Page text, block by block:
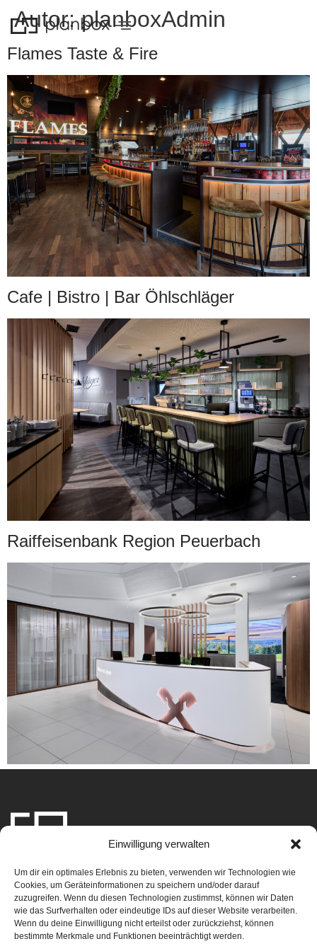
Einwilligung verwalten
Um dir ein optimales Erlebnis zu bieten, verwenden wir Technologien wie
Cookies, um Geräteinformationen zu speichern und/oder darauf
zuzugreifen. Wenn du diesen Technologien zustimmst, können wir Daten
wie das Surfverhalten oder eindeutige IDs auf dieser Website verarbeiten.
Wenn du deine Einwilligung nicht erteilst oder zurückziehst, können
bestimmte Merkmale und Funktionen beeinträchtigt werden.
Autor:planboxAdmin
Flames Taste & Fire
Cafe | Bistro | Bar Öhlschläger
Raiffeisenbank Region Peuerbach
Planbox Interior
Design GmbH
+43 7248 61468
office@planbox.co.at
Stadtplatz 30
4710 Grieskirchen
Austria
Datenschutz
Impressum